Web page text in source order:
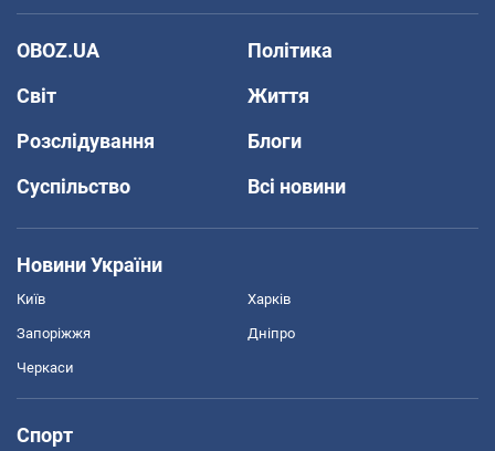
OBOZ.UA
Політика
Світ
Життя
Розслідування
Блоги
Суспільство
Всі новини
Новини України
Київ Харків
Запоріжжя Дніпро
Черкаси
Спорт